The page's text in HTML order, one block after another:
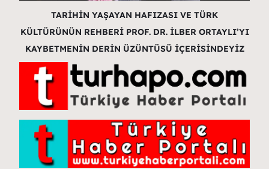
TARİHİN YAŞAYAN HAFIZASI VE TÜRK
KÜLTÜRÜNÜN REHBERİ PROF. DR. İLBER ORTAYLI’YI
KAYBETMENİN DERİN ÜZÜNTÜSÜ İÇERİSİNDEYİZ